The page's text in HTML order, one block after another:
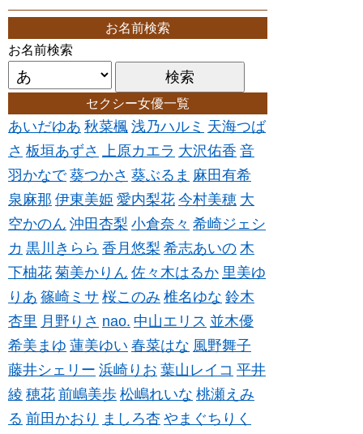
お名前検索
お名前検索
セクシー女優一覧
あいだゆあ 秋菜楓 浅乃ハルミ 天海つば
さ 板垣あずさ 上原カエラ 大沢佑香 音
羽かなで 葵つかさ 葵ぶるま 麻田有希
泉麻那 伊東美姫 愛内梨花 今村美穂 大
空かのん 沖田杏梨 小倉奈々 希崎ジェシ
カ 黒川きらら 香月悠梨 希志あいの 木
下柚花 菊美かりん 佐々木はるか 里美ゆ
りあ 篠崎ミサ 桜このみ 椎名ゆな 鈴木
杏里 月野りさ nao. 中山エリス 並木優
希美まゆ 蓮美ゆい 春菜はな 風野舞子
藤井シェリー 浜崎りお 葉山レイコ 平井
綾 穂花 前嶋美歩 松嶋れいな 桃瀬えみ
る 前田かおり ましろ杏 やまぐちりく